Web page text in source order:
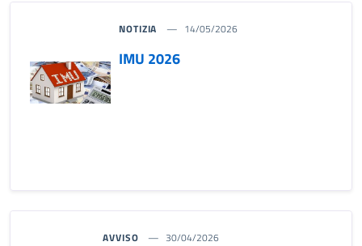
NOTIZIA 14/05/2026
IMU 2026
AVVISO 30/04/2026